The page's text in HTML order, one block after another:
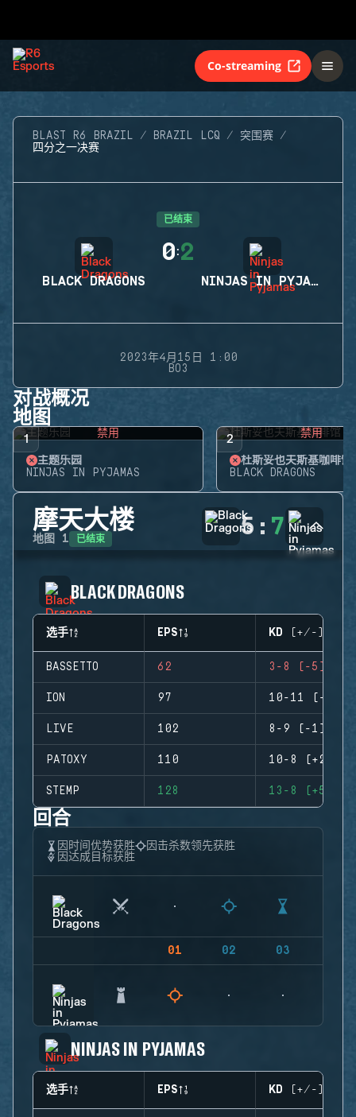
Co-streaming
BLAST R6 BRAZIL BRAZIL LCQ
突围赛
四分之一决赛
已结束
BLACK DRAGONS
0:2
NINJAS IN PYJAMAS
2023年4月15日 1:00
BO3
对战概况
地图
1 禁用
主题乐园
NINJAS IN PYJAMAS
2 禁用
杜斯妥也夫斯基咖啡馆
BLACK DRAGONS
摩天大楼
地图 1 已结束 5 : 7
BLACK DRAGONS
选手 EPS KD (+/-)
BASSETTO 62 3-8 (-5)
ION 97 10-11 (-1)
LIVE 102 8-9 (-1)
PATOXY 110 10-8 (+2)
STEMP 128 13-8 (+5)
回合
因时间优势获胜
因击杀数领先获胜
因达成目标获胜
01 02 03
NINJAS IN PYJAMAS
选手 EPS KD (+/-)